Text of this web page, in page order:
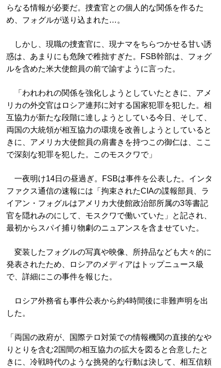
らなる情報が必要だ。捜査官との個人的な関係を作るた
め、フォグルが送り込まれた…。
しかし、現職の捜査官に、現ナマをちらつかせる甘い誘
惑は、あまりにも危険で稚拙すぎた。FSB幹部は、フォグ
ルを含めた米大使館員の前で諭すように言った。
「われわれの関係を強化しようとしていたときに、アメ
リカの外交官はロシア連邦に対する国家犯罪を犯した。相
互協力が新たな段階に達しようとしている今日、そして、
両国の大統領が相互協力の環境を改善しようとしていると
きに、アメリカ大使館員の肩書きを持つこの御仁は、ここ
で深刻な犯罪を犯した。このモスクワで」
一夜明け14日の昼過ぎ。FSBは事件を公表した。インタ
ファクス通信の速報には「拘束されたCIAの諜報部員、ラ
イアン・フォグルはアメリカ大使館政治部所属の3等書記
官を隠れみのにして、モスクワで働いていた」と記され、
最初からスパイ捕り物劇のニュアンスを含ませていた。
変装したフォグルの写真や映像、所持品なども大々的に
発表されたため、ロシアのメディアはトップニュース級
で、詳細にこの事件を報じた。
ロシア外務省も事件公表から約4時間後に非難声明を出
した。
「両国の政府が、国際テロ対策での情報機関の直接的なや
りとりを含む2国間の相互協力の拡大を図ると合意したと
きに、冷戦時代のような挑発的な行動は決して、相互信頼